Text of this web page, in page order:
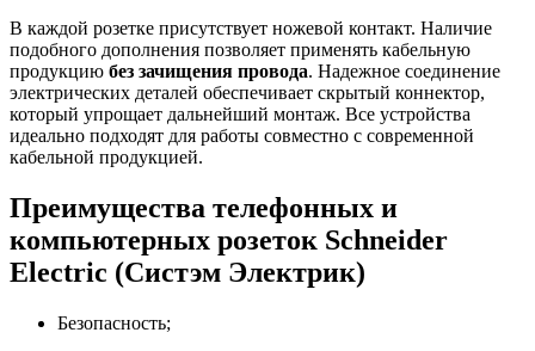
В каждой розетке присутствует ножевой контакт. Наличие
подобного дополнения позволяет применять кабельную
продукцию без зачищения провода. Надежное соединение
электрических деталей обеспечивает скрытый коннектор,
который упрощает дальнейший монтаж. Все устройства
идеально подходят для работы совместно с современной
кабельной продукцией.
Преимущества телефонных и
компьютерных розеток Schneider
Electric (Систэм Электрик)
Безопасность;